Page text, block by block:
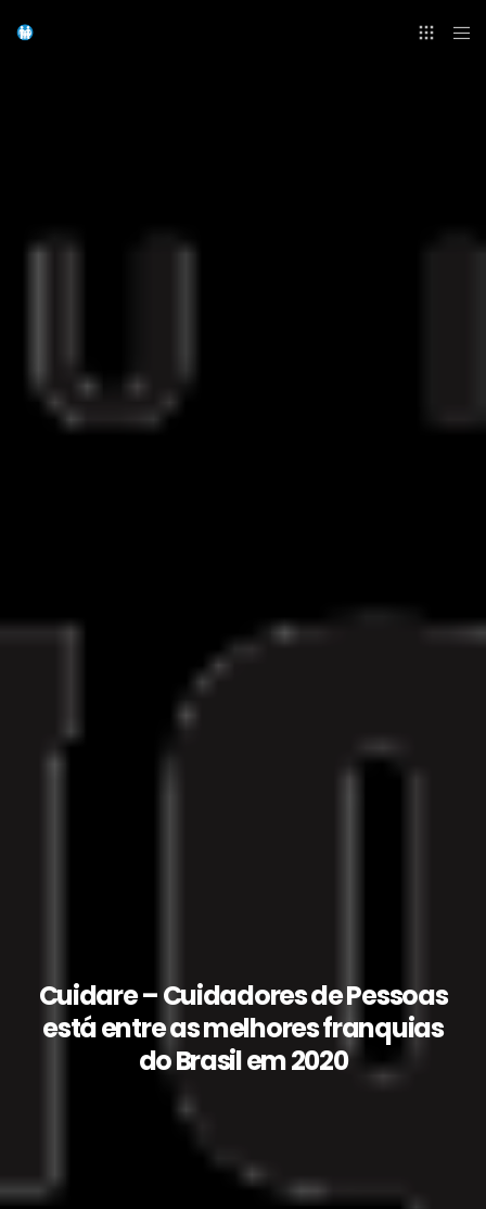
Cuidare – Cuidadores de Pessoas
está entre as melhores franquias
do Brasil em 2020